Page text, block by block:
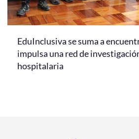
EduInclusiva se suma a
impulsa una red de
hospitalaria